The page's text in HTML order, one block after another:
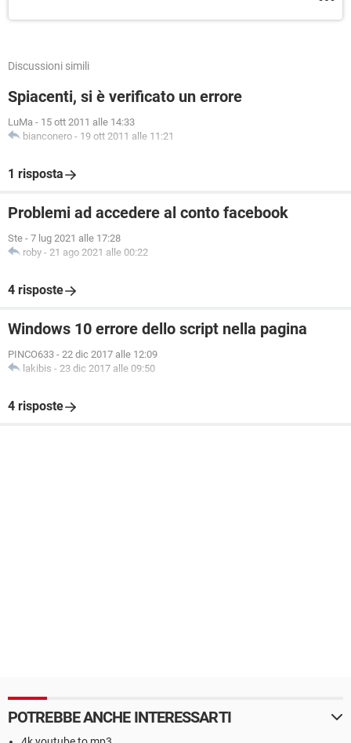
Discussioni simili
Spiacenti, si è verificato un errore
LuMa - 15 ott 2011 alle 14:33
bianconero - 19 ott 2011 alle 11:21
1 risposta
Problemi ad accedere al conto facebook
Ste - 7 lug 2021 alle 17:28
roby - 21 ago 2021 alle 00:22
4 risposte
Windows 10 errore dello script nella pagina
PINCO633 - 22 dic 2017 alle 12:09
lakibis - 23 dic 2017 alle 09:50
4 risposte
POTREBBE ANCHE INTERESSARTI